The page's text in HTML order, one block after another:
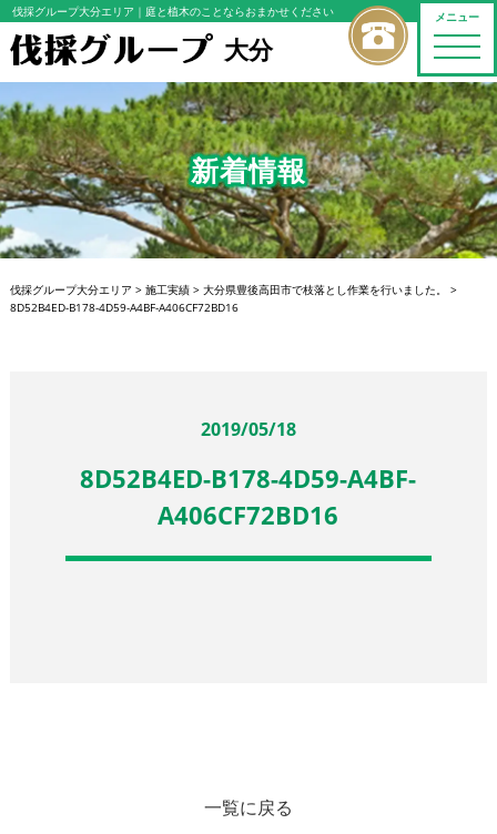
メニュー
toggle
伐採グループ大分エリア ｜庭と植木のことならおまかせください
大分
新着情報
伐採グループ大分エリア > 施工実績> 大分県豊後高田市で枝落とし作業を行いました。
>
8D52B4ED-B178-4D59-A4BF-A406CF72BD16
2019/05/18
8D52B4ED-B178-4D59-A4BF-
A406CF72BD16
一覧に戻る